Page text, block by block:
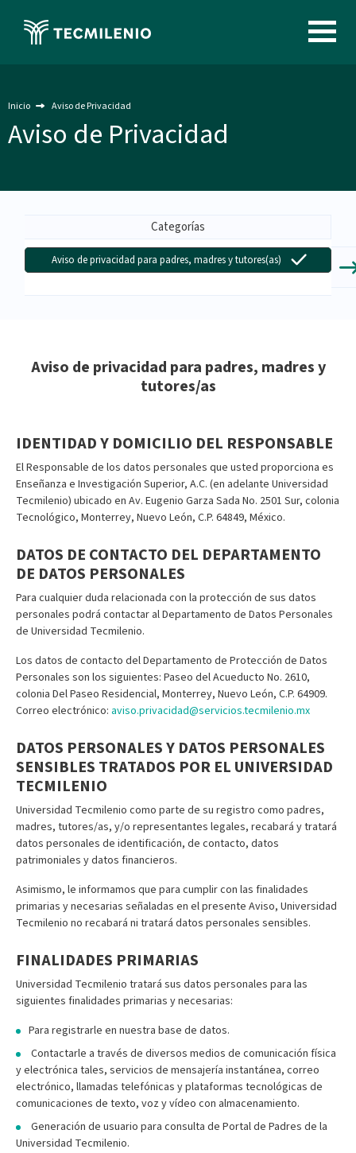
contenido
Image
Inicio Aviso de Privacidad
Aviso de Privacidad
Aviso
Categorías
Aviso de privacidad para padres, madres y tutores(as)
Aviso de privacidad para padres, madres y
tutores/as
IDENTIDAD Y DOMICILIO DEL RESPONSABLE
El Responsable de los datos personales que usted proporciona es
Enseñanza e Investigación Superior, A.C. (en adelante Universidad
Tecmilenio) ubicado en Av. Eugenio Garza Sada No. 2501 Sur, colonia
Tecnológico, Monterrey, Nuevo León, C.P. 64849, México.
DATOS DE CONTACTO DEL DEPARTAMENTO
DE DATOS PERSONALES
Para cualquier duda relacionada con la protección de sus datos
personales podrá contactar al Departamento de Datos Personales
de Universidad Tecmilenio.
Los datos de contacto del Departamento de Protección de Datos
Personales son los siguientes: Paseo del Acueducto No. 2610,
colonia Del Paseo Residencial, Monterrey, Nuevo León, C.P. 64909.
Correo electrónico: aviso.privacidad@servicios.tecmilenio.mx
DATOS PERSONALES Y DATOS PERSONALES
SENSIBLES TRATADOS POR EL UNIVERSIDAD
TECMILENIO
Universidad Tecmilenio como parte de su registro como padres,
madres, tutores/as, y/o representantes legales, recabará y tratará
datos personales de identificación, de contacto, datos
patrimoniales y datos financieros.
Asimismo, le informamos que para cumplir con las finalidades
primarias y necesarias señaladas en el presente Aviso, Universidad
Tecmilenio no recabará ni tratará datos personales sensibles.
FINALIDADES PRIMARIAS
Universidad Tecmilenio tratará sus datos personales para las
siguientes finalidades primarias y necesarias:
Para registrarle en nuestra base de datos.
Contactarle a través de diversos medios de comunicación física
y electrónica tales, servicios de mensajería instantánea, correo
electrónico, llamadas telefónicas y plataformas tecnológicas de
comunicaciones de texto, voz y vídeo con almacenamiento.
Generación de usuario para consulta de Portal de Padres de la
Universidad Tecmilenio.